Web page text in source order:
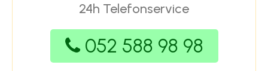
24h Telefonservice
052 588 98 98